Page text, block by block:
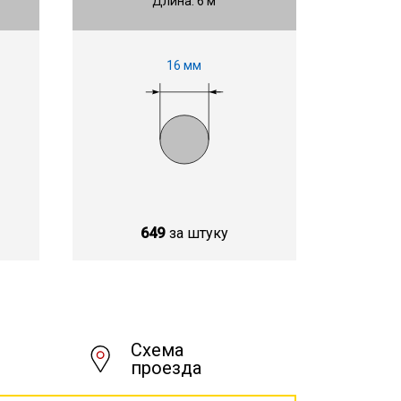
16 мм
649 за штуку
Схема
проезда